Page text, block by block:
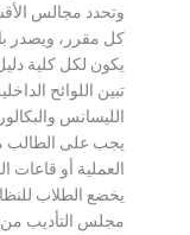
وتحدد مجالس
كل مقرر، ويصدر
يكون لكل كلية
تبين اللوائح
الليسانس
يجب على الطالب
العملية أو قاعات
يخضع الطلاب
مجلس التأديب من